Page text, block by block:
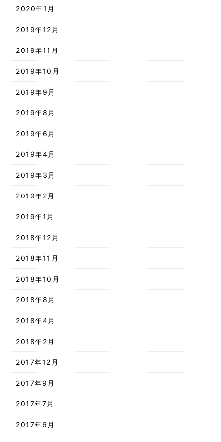
2020年1月
2019年12月
2019年11月
2019年10月
2019年9月
2019年8月
2019年6月
2019年4月
2019年3月
2019年2月
2019年1月
2018年12月
2018年11月
2018年10月
2018年8月
2018年4月
2018年2月
2017年12月
2017年9月
2017年7月
2017年6月